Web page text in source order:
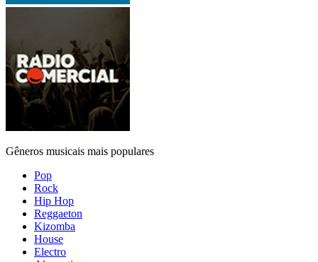
Gêneros musicais mais populares
Pop
Rock
Hip Hop
Reggaeton
Kizomba
House
Electro